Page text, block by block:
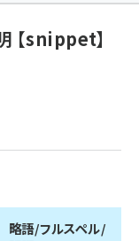
【snippet】
略語/フルスペル/